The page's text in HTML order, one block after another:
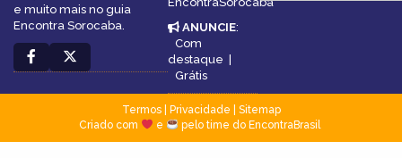
e muito mais no guia
Encontra Sorocaba.
ANUNCIE:
Com
destaque |
Grátis
Termos| Privacidade
Sitemap
Criado com
e pelo time do EncontraBrasil